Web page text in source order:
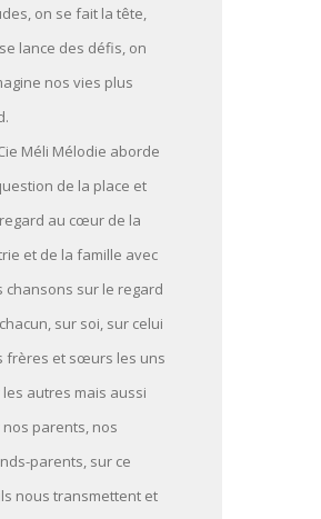
on se fait la tête,
lance des défis, on
nos vies plus
Méli Mélodie aborde
de la place et
au cœur de la
et de la famille avec
chansons sur le regard
sur soi, sur celui
frères et sœurs les uns
les autres mais aussi
nos parents, nos
parents, sur ce
nous transmettent et